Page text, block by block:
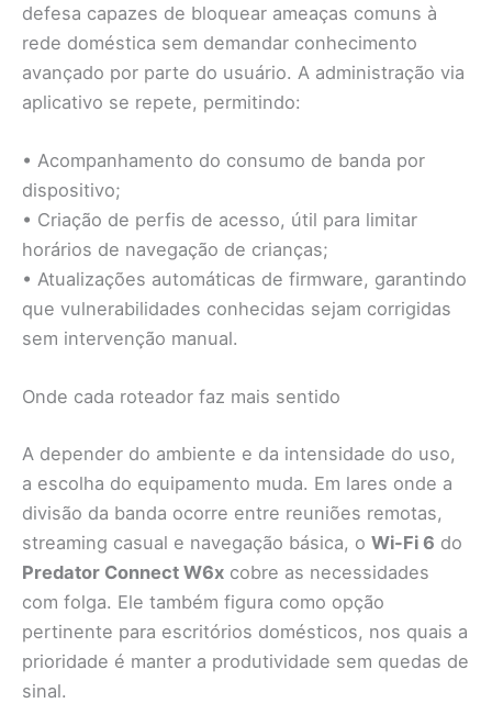
defesa capazes de bloquear ameaças comuns à
rede doméstica sem demandar conhecimento
avançado por parte do usuário. A administração via
aplicativo se repete, permitindo:
• Acompanhamento do consumo de banda por
dispositivo;
• Criação de perfis de acesso, útil para limitar
horários de navegação de crianças;
• Atualizações automáticas de firmware, garantindo
que vulnerabilidades conhecidas sejam corrigidas
sem intervenção manual.
Onde cada roteador faz mais sentido
A depender do ambiente e da intensidade do uso,
a escolha do equipamento muda. Em lares onde a
divisão da banda ocorre entre reuniões remotas,
streaming casual e navegação básica, o Wi-Fi 6 do
Predator Connect W6x cobre as necessidades
com folga. Ele também figura como opção
pertinente para escritórios domésticos, nos quais a
prioridade é manter a produtividade sem quedas de
sinal.